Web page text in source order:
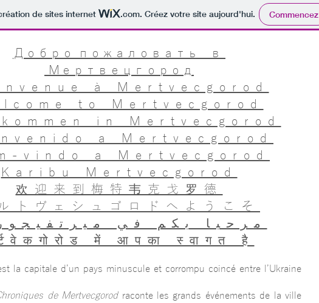
de sites internet .com. Créez votre site aujourd'hui. Commencez
Добро пожаловать в
Мертвецгород
à Mertvecgorod
to Mertvecgorod
in Mertvecgorod
a Mertvecgorod
vindo a Mertvecgorod
Karibu Mertvecgorod
欢迎来到梅特韦克戈罗德
トヴェシュゴロドへようこそ
مرحبا بكم في
में आपका स्वागत है
la capitale d’un pays minuscule et corrompu coincé entre l’Ukraine
de Mertvecgorodraconte les grands événements de la ville